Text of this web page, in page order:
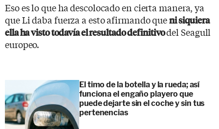
Eso es lo que ha descolocado en cierta manera, ya
que Li daba fuerza a esto afirmando queni siquiera
ella ha visto todavía el resultado definitivodel Seagull
europeo.
El timo de la botella y la rueda; así
funciona el engaño playero que
puede dejarte sin el coche y sin tus
pertenencias